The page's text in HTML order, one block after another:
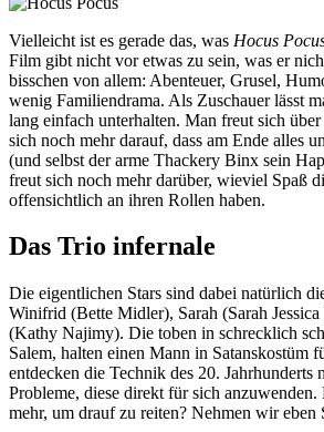
Vielleicht ist es gerade das, was Hocus
Film gibt nicht vor etwas zu sein, was er
bisschen von allem: Abenteuer, Grusel,
wenig Familiendrama. Als Zuschauer lässt
lang einfach unterhalten. Man freut sich
sich noch mehr darauf, dass am Ende alles
(und selbst der arme Thackery Binx sein
freut sich noch mehr darüber, wieviel Spaß
offensichtlich an ihren Rollen haben.
Das Trio infernale
Die eigentlichen Stars sind dabei natürlich
Winifrid (Bette Midler), Sarah (Sarah
(Kathy Najimy). Die toben in schrecklich
Salem, halten einen Mann in Satanskostüm
entdecken die Technik des 20. Jahrhunderts
Probleme, diese direkt für sich anzuwenden.
mehr, um drauf zu reiten? Nehmen wir eben